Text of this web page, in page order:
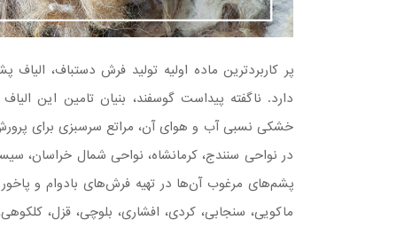
پر کاربردترین ماده اولیه تولید فرش دستباف،
دارد. ناگفته پیداست گوسفند، بنیان تامین این
خشكی نسبی آب و هوای آن، مراتع سرسبزی برای
در نواحی سنندج، كرمانشاه، نواحی شمال خراسان،
پشم‌های مرغوب آن‌ها در تهیه فرش‌های بادوام و پاخور
ماكویی، سنجابی، كردی، افشاری، بلوچی، قزل،